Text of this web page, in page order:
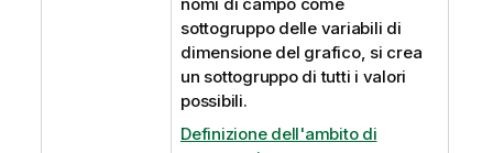
sottogruppo delle variabili di
dimensione del grafico, si crea
un sottogruppo di tutti i valori
possibili.
Definizione dell'ambito di